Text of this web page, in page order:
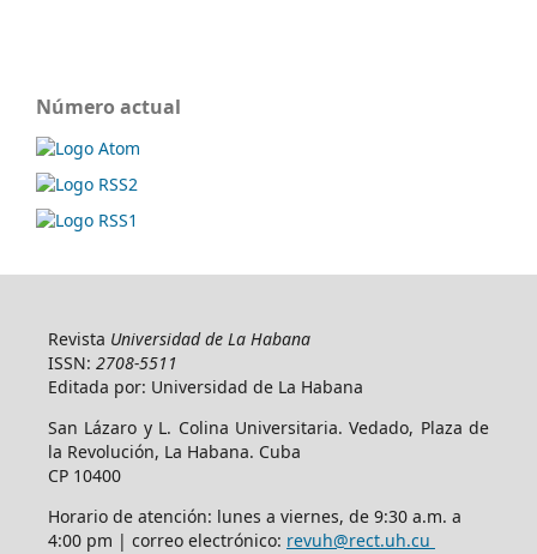
Número actual
Revista Universidad de La Habana
ISSN: 2708-5511
Editada por: Universidad de La Habana
San Lázaro y L. Colina Universitaria. Vedado, Plaza de
la Revolución, La Habana. Cuba
CP 10400
Horario de atención: lunes a viernes, de 9:30 a.m. a
4:00 pm | correo electrónico: revuh@rect.uh.cu